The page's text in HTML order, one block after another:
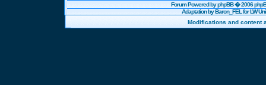
Forum Powered byphpBB� 2006
Adaptation by Baron_FEL for LW
Modifications and content